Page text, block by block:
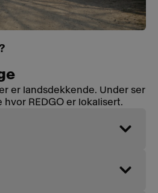
er landsdekkende. Under ser
REDGO er lokalisert.